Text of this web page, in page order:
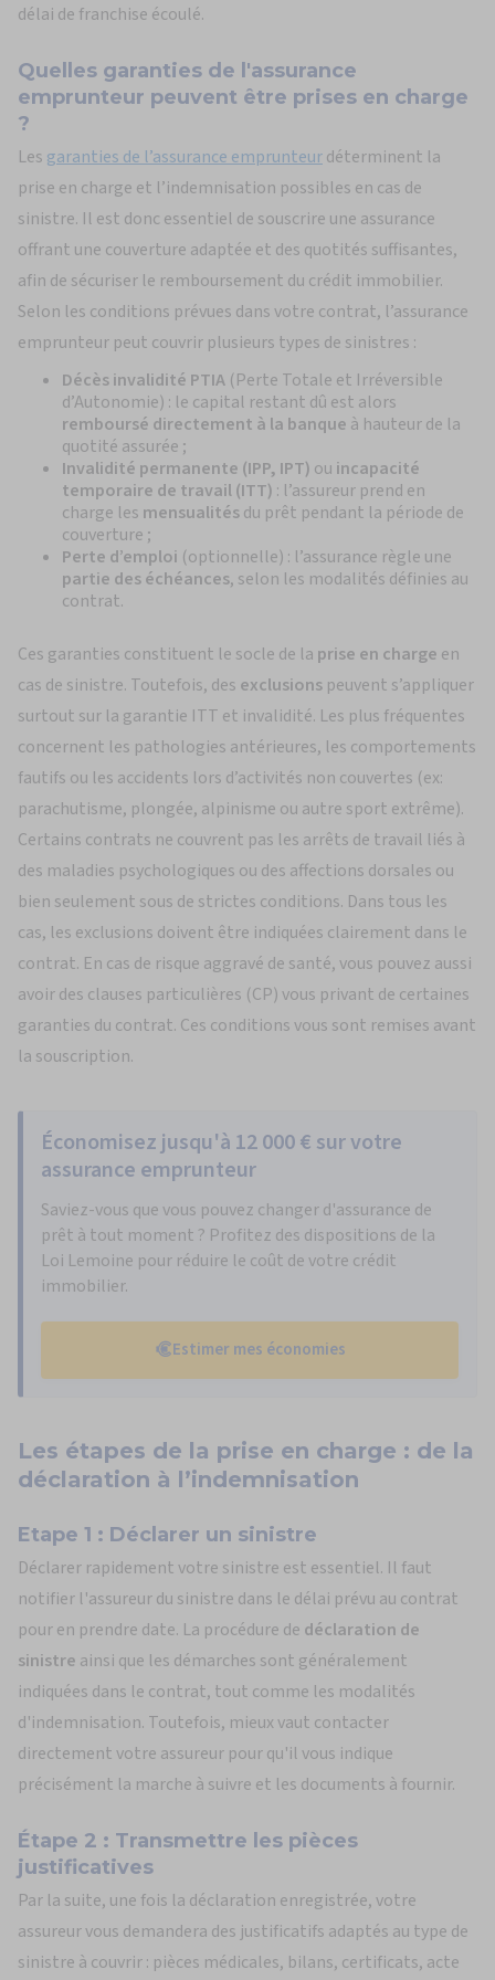
délai de franchise écoulé.
Quelles garanties de l'assurance
emprunteur peuvent être prises en charge
?
Les garanties de l’assurance emprunteurdéterminent la
prise en charge et l’indemnisation possibles en cas de
sinistre. Il est donc essentiel de souscrire une assurance
offrant une couverture adaptée et des quotités suffisantes,
afin de sécuriser le remboursement du crédit immobilier.
Selon les conditions prévues dans votre contrat, l’assurance
emprunteur peut couvrir plusieurs types de sinistres :
Décès invalidité PTIA (Perte Totale et Irréversible
d’Autonomie) : le capital restant dû est alors
remboursé directement à la banque à hauteur de la
quotité assurée ;
Invalidité permanente (IPP, IPT) ou incapacité
temporaire de travail (ITT) : l’assureur prend en
charge les mensualitésdu prêt pendant la période de
couverture ;
Perte d’emploi (optionnelle) : l’assurance règle une
partie des échéances, selon les modalités définies au
contrat.
Ces garanties constituent le socle de la prise en charge en
cas de sinistre. Toutefois, des exclusions peuvent s’appliquer
surtout sur la garantie ITT et invalidité. Les plus fréquentes
concernent les pathologies antérieures, les comportements
fautifs ou les accidents lors d’activités non couvertes (ex:
parachutisme, plongée, alpinisme ou autre sport extrême).
Certains contrats ne couvrent pas les arrêts de travail liés à
des maladies psychologiques ou des affections dorsales ou
bien seulement sous de strictes conditions. Dans tous les
cas, les exclusions doivent être indiquées clairement dans le
contrat. En cas de risque aggravé de santé, vous pouvez aussi
avoir des clauses particulières (CP) vous privant de certaines
garanties du contrat. Ces conditions vous sont remises avant
la souscription.
Économisez jusqu'à 12 000 € sur votre
assurance emprunteur
Saviez-vous que vous pouvez changer d'assurance de
prêt à tout moment ? Profitez des dispositions de la
Loi Lemoine pour réduire le coût de votre crédit
immobilier.
Estimer mes économies
Les étapes de la prise en charge : de la
déclaration à l’indemnisation
Etape 1 : Déclarer un sinistre
Déclarer rapidement votre sinistre est essentiel. Il faut
notifier l'assureur du sinistre dans le délai prévu au contrat
pour en prendre date. La procédure de déclaration de
sinistre ainsi que les démarches sont généralement
indiquées dans le contrat, tout comme les modalités
d'indemnisation. Toutefois, mieux vaut contacter
directement votre assureur pour qu'il vous indique
précisément la marche à suivre et les documents à fournir.
Étape 2 : Transmettre les pièces
justificatives
Par la suite, une fois la déclaration enregistrée, votre
assureur vous demandera des justificatifs adaptés au type de
sinistre à couvrir : pièces médicales, bilans, certificats, acte